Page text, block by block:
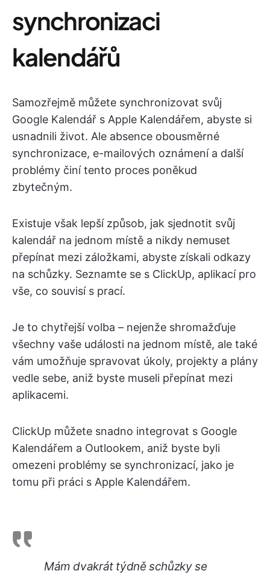
synchronizaci
kalendářů
Samozřejmě můžete synchronizovat svůj
Google Kalendář s Apple Kalendářem, abyste si
usnadnili život. Ale absence obousměrné
synchronizace, e-mailových oznámení a další
problémy činí tento proces poněkud
zbytečným.
Existuje však lepší způsob, jak sjednotit svůj
kalendář na jednom místě a nikdy nemuset
přepínat mezi záložkami, abyste získali odkazy
na schůzky. Seznamte se s ClickUp, aplikací pro
vše, co souvisí s prací.
Je to chytřejší volba – nejenže shromažďuje
všechny vaše události na jednom místě, ale také
vám umožňuje spravovat úkoly, projekty a plány
vedle sebe, aniž byste museli přepínat mezi
aplikacemi.
ClickUp můžete snadno integrovat s Google
Kalendářem a Outlookem, aniž byste byli
omezeni problémy se synchronizací, jako je
tomu při práci s Apple Kalendářem.
Mám dvakrát týdně schůzky se